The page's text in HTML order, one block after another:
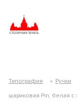
Типография » Ручки
шариковая Pin, белая